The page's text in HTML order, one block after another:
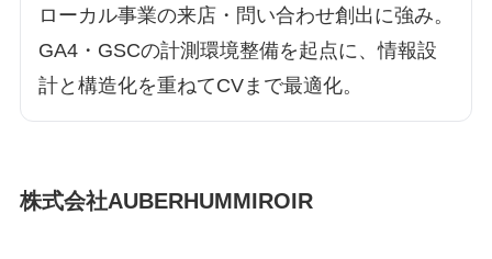
ローカル事業の来店・問い合わせ創出に強み。
GA4・GSCの計測環境整備を起点に、情報設
計と構造化を重ねてCVまで最適化。
株式会社AUBERHUMMIROIR